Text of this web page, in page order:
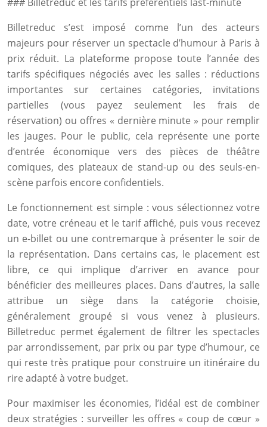
Billetreduc s’est imposé comme l’un des acteurs
majeurs pour réserver un spectacle d’humour à Paris à
prix réduit. La plateforme propose toute l’année des
tarifs spécifiques négociés avec les salles : réductions
importantes sur certaines catégories, invitations
partielles (vous payez seulement les frais de
réservation) ou offres « dernière minute » pour remplir
les jauges. Pour le public, cela représente une porte
d’entrée économique vers des pièces de théâtre
comiques, des plateaux de stand-up ou des seuls-en-
scène parfois encore confidentiels.
Le fonctionnement est simple : vous sélectionnez votre
date, votre créneau et le tarif affiché, puis vous recevez
un e-billet ou une contremarque à présenter le soir de
la représentation. Dans certains cas, le placement est
libre, ce qui implique d’arriver en avance pour
bénéficier des meilleures places. Dans d’autres, la salle
attribue un siège dans la catégorie choisie,
généralement groupé si vous venez à plusieurs.
Billetreduc permet également de filtrer les spectacles
par arrondissement, par prix ou par type d’humour, ce
qui reste très pratique pour construire un itinéraire du
rire adapté à votre budget.
Pour maximiser les économies, l’idéal est de combiner
deux stratégies : surveiller les offres « coup de cœur »